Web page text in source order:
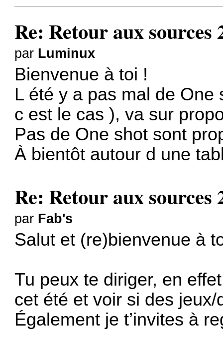
Re: Retour aux sources
par Luminux
Bienvenue à toi !
L été y a pas mal de
c est le cas ), va sur
Pas de One shot sont
À bientôt autour d une
Re: Retour aux sources
par Fab's
Salut et (re)bienvenue à
Tu peux te diriger, en
cet été et voir si des
Également je t’invites à